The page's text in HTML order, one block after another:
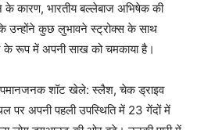
कारण, भारतीय बल्लेबाज अभिषेक की
उन्होंने कुछ लुभावने स्ट्रोक्स के साथ
के रूप में अपनी साख को चमकाया है।
शॉट खेले: स्लैश, चेक ड्राइव
पर अपनी पहली उपस्थिति में 23 गेंदों में